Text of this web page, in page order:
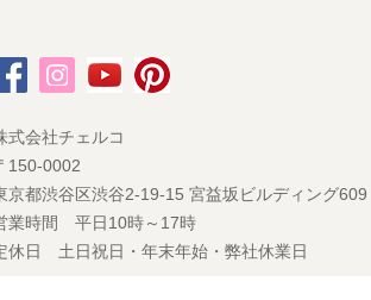
式会社チェルコ
150-0002
京都渋谷区渋谷2-19-15 宮益坂ビルディング609
業時間 平日10時～17時
休日 土日祝日・年末年始・弊社休業日